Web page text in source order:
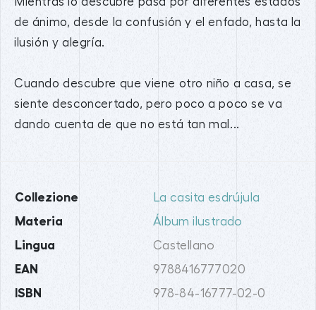
de ánimo, desde la confusión y el enfado, hasta la
ilusión y alegría.
Cuando descubre que viene otro niño a casa, se
siente desconcertado, pero poco a poco se va
dando cuenta de que no está tan mal...
Collezione La casita esdrújula
Materia Álbum ilustrado
Lingua Castellano
EAN 9788416777020
ISBN 978-84-16777-02-0